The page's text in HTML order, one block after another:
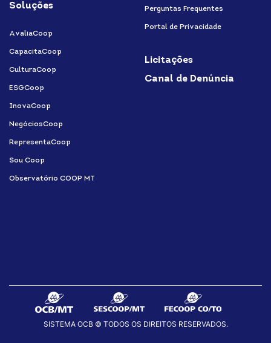
Soluções
AvaliaCoop
CapacitaCoop
CulturaCoop
ESGCoop
InovaCoop
NegóciosCoop
RepresentaCoop
Sou Coop
Observatório COOP MT
Perguntas Frequentes
Portal de Privacidade
Licitações
Canal de Denúncia
SISTEMA OCB © TODOS OS DIREITOS RESERVADOS.